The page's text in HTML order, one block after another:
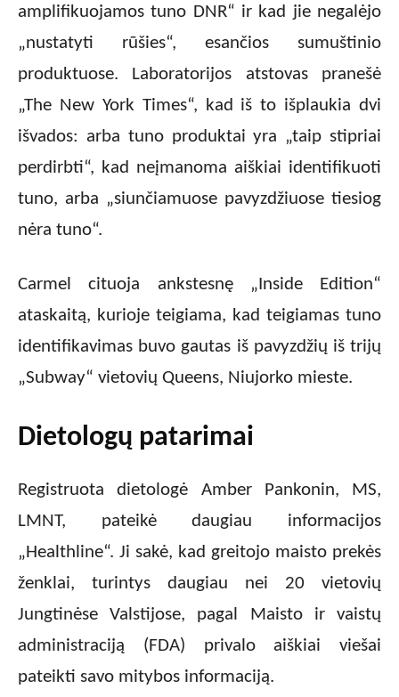
amplifikuojamos tuno DNR“ ir kad jie negalėjo
„nustatyti rūšies“, esančios sumuštinio
produktuose. Laboratorijos atstovas pranešė
„The New York Times“, kad iš to išplaukia dvi
išvados: arba tuno produktai yra „taip stipriai
perdirbti“, kad neįmanoma aiškiai identifikuoti
tuno, arba „siunčiamuose pavyzdžiuose tiesiog
nėra tuno“.
Carmel cituoja ankstesnę „Inside Edition“
ataskaitą, kurioje teigiama, kad teigiamas tuno
identifikavimas buvo gautas iš pavyzdžių iš trijų
„Subway“ vietovių Queens, Niujorko mieste.
Dietologų patarimai
Registruota dietologė Amber Pankonin, MS,
LMNT, pateikė daugiau informacijos
„Healthline“. Ji sakė, kad greitojo maisto prekės
ženklai, turintys daugiau nei 20 vietovių
Jungtinėse Valstijose, pagal Maisto ir vaistų
administraciją (FDA) privalo aiškiai viešai
pateikti savo mitybos informaciją.